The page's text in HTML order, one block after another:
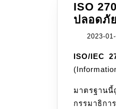
ISO
ปลอดภั
2023-
ISO/IEC
มาตรฐาน
กรรมาธิก